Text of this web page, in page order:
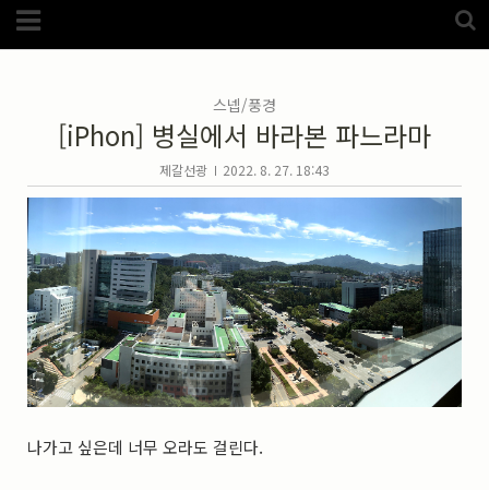
Category
(5989)
뉴질랜드(18)
(44)
러시아(75)
모로코(52)
미국_캐나다(105)
발칸7국(305)
스웨덴(8)
스페인(193)
중국(170)
백두산(17)
터키(68)
포르투갈(32)
핀란드(14)
필리핀(38)
풍경(2217)
스넵/풍경
[iPhon] 병실에서 바라본 파느라마
제갈선광 2022. 8. 27. 18:43
나가고 싶은데 너무 오라도 걸린다.